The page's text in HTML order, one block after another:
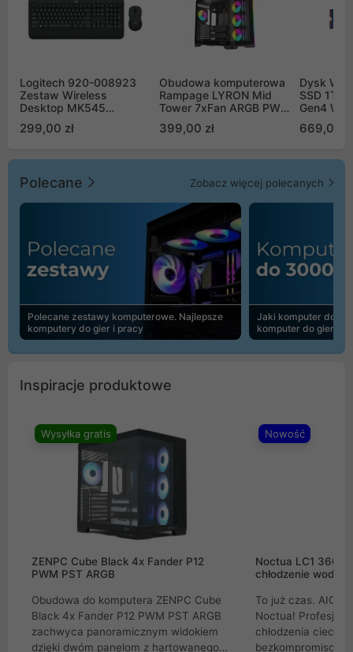
Logitech 920-008923
Zestaw Wireless
Desktop MK545
299,00 zł
Obudowa komputerowa
Rampage LYRON Mid
Tower 7xFan ARGB PWM
399,00 zł
Dysk WD
SSD 1TB
Gen4
669,00
Polecane Zobacz więcej polecanych
Polecane zestawy komputerowe. Najlepsze
komputery do gier i pracy
Jaki komputer do
komputer do gier |
Inspiracje produktowe
Wysyłka gratis
ZENPC Cube Black 4x Fander P12
PWM PST ARGB
Obudowa do komputera ZENPC Cube
Black 4x Fander P12 PWM PST ARGB
zachwyca panoramicznym widokiem
dzięki dwóm panelom z hartowanego
Nowość
Noctua LC1
chłodzenie wodne
To już czas. AIO
Noctua!
chłodzenia cieczą